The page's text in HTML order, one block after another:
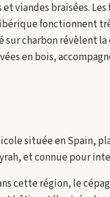
viandes braisées.
fonctionnent
sur charbon révèlent
en bois,
située en Spain,
et connue pour
cette région, le